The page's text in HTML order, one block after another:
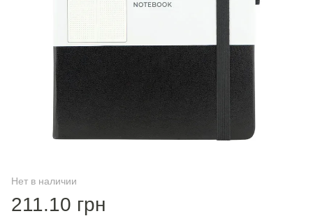
Нет в наличии
211.10 грн